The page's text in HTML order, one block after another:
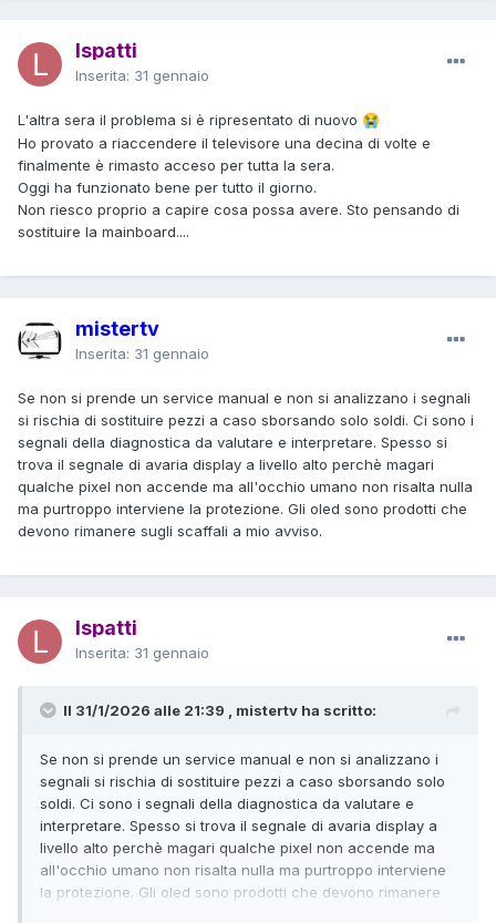
lspatti
Inserita: 31 gennaio
L'altra sera il problema si è ripresentato di nuovo 😭
Ho provato a riaccendere il televisore una decina di volte e
finalmente è rimasto acceso per tutta la sera.
Oggi ha funzionato bene per tutto il giorno.
Non riesco proprio a capire cosa possa avere. Sto pensando di
sostituire la mainboard....
mistertv
Inserita: 31 gennaio
Se non si prende un service manual e non si analizzano i segnali
si rischia di sostituire pezzi a caso sborsando solo soldi. Ci sono i
segnali della diagnostica da valutare e interpretare. Spesso si
trova il segnale di avaria display a livello alto perchè magari
qualche pixel non accende ma all'occhio umano non risalta nulla
ma purtroppo interviene la protezione. Gli oled sono prodotti che
devono rimanere sugli scaffali a mio avviso.
lspatti
Inserita: 31 gennaio
Il 31/1/2026 alle 21:39 , mistertv ha scritto:
Se non si prende un service manual e non si analizzano i
segnali si rischia di sostituire pezzi a caso sborsando solo
soldi. Ci sono i segnali della diagnostica da valutare e
interpretare. Spesso si trova il segnale di avaria display a
livello alto perchè magari qualche pixel non accende ma
all'occhio umano non risalta nulla ma purtroppo interviene
la protezione. Gli oled sono prodotti che devono rimanere